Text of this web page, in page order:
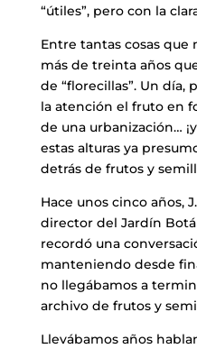
“útiles”, pero con la
Entre tantas cosas
más de treinta años
de “florecillas”. Un día,
la atención el fruto en
de una urbanización…
estas alturas ya
detrás de frutos y
Hace unos cinco años,
director del Jardín
recordó una
manteniendo desde
no llegábamos a
archivo de frutos y
Llevábamos años